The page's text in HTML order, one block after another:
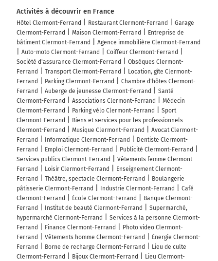
Activités à découvrir en France
Hôtel Clermont-Ferrand Restaurant Clermont-Ferrand
Garage
Clermont-Ferrand
Maison Clermont-Ferrand
Entreprise de
bâtiment Clermont-Ferrand
Agence immobilière Clermont-Ferrand
Auto-moto Clermont-Ferrand
Coiffeur Clermont-Ferrand
Société d'assurance Clermont-Ferrand
Obsèques Clermont-
Ferrand
Transport Clermont-Ferrand
Location, gîte Clermont-
Ferrand
Parking Clermont-Ferrand
Chambre d'hôtes Clermont-
Ferrand
Auberge de jeunesse Clermont-Ferrand
Santé
Clermont-Ferrand
Associations Clermont-Ferrand
Médecin
Clermont-Ferrand
Parking vélo Clermont-Ferrand
Sport
Clermont-Ferrand
Biens et services pour les professionnels
Clermont-Ferrand
Musique Clermont-Ferrand
Avocat Clermont-
Ferrand
Informatique Clermont-Ferrand
Dentiste Clermont-
Ferrand
Emploi Clermont-Ferrand
Publicité Clermont-Ferrand
Services publics Clermont-Ferrand
Vêtements femme Clermont-
Ferrand
Loisir Clermont-Ferrand
Enseignement Clermont-
Ferrand
Théâtre, spectacle Clermont-Ferrand
Boulangerie
pâtisserie Clermont-Ferrand
Industrie Clermont-Ferrand
Café
Clermont-Ferrand
École Clermont-Ferrand
Banque Clermont-
Ferrand
Institut de beauté Clermont-Ferrand
Supermarché,
hypermarché Clermont-Ferrand
Services à la personne Clermont-
Ferrand
Finance Clermont-Ferrand
Photo video Clermont-
Ferrand
Vêtements homme Clermont-Ferrand
Énergie Clermont-
Ferrand
Borne de recharge Clermont-Ferrand
Lieu de culte
Clermont-Ferrand
Bijoux Clermont-Ferrand
Lieu Clermont-